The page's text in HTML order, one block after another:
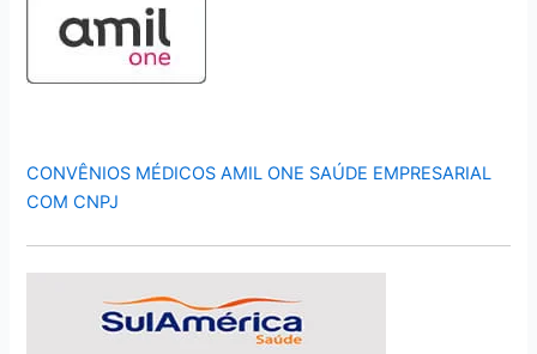
CONVÊNIOS MÉDICOS AMIL ONE SAÚDE EMPRESARIAL
COM CNPJ